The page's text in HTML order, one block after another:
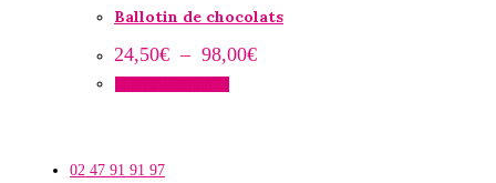
Ballotin de chocolats
24,50€ – 98,00€Plage
a
02 47 91 91 97